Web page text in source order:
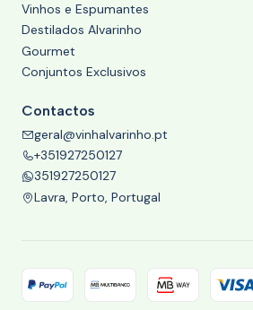
Vinhos e Espumantes
Destilados Alvarinho
Gourmet
Conjuntos Exclusivos
Contactos
geral@vinhalvarinho.pt
+351927250127
351927250127
Lavra, Porto, Portugal